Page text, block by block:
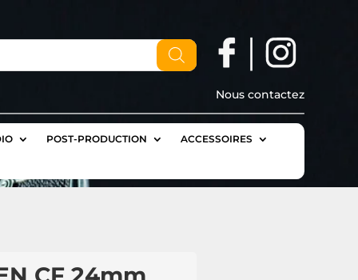
Nous contactez
POST-PRODUCTION ACCESSOIRES